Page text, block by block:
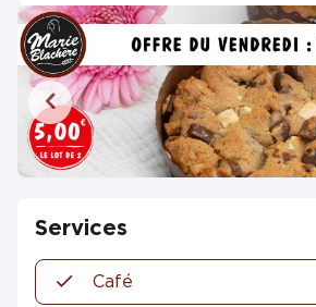
Services
Café